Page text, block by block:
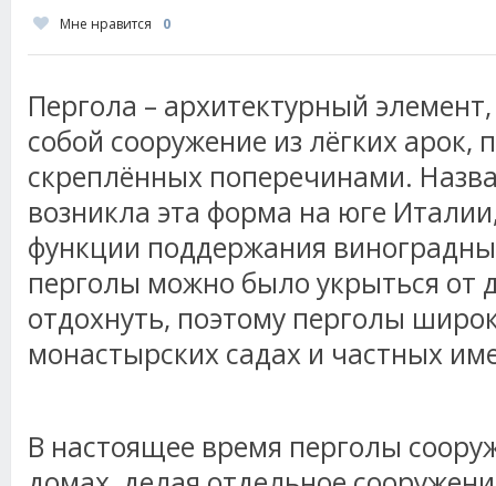
Мне нравится 0
Пергола – архитектурный
собой сооружение из лёгких арок,
скреплённых поперечинами.
возникла эта форма на юге
функции поддержания
перголы можно было укрыться от
отдохнуть, поэтому перголы
монастырских садах и частных
В настоящее время перголы